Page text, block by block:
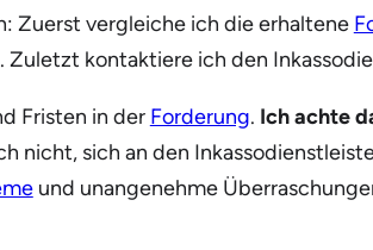
Zuerst vergleiche ich die erhaltene
kontaktiere ich den
Fristen in der Forderung. Ich achte
nicht, sich an den
und unangenehme